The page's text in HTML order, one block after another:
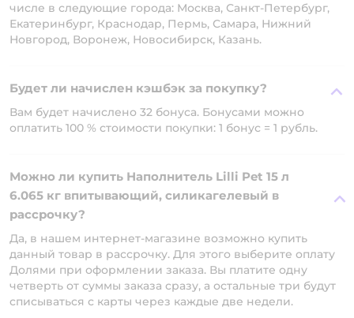
числе в следующие города: Москва, Санкт-Петербург,
Екатеринбург, Краснодар, Пермь, Самара, Нижний
Новгород, Воронеж, Новосибирск, Казань.
Будет ли начислен кэшбэк за покупку?
Вам будет начислено 32 бонуса. Бонусами можно
оплатить 100 % стоимости покупки: 1 бонус = 1 рубль.
Можно ли купить Наполнитель Lilli Pet 15 л
6.065 кг впитывающий, силикагелевый в
рассрочку?
Да, в нашем интернет-магазине возможно купить
данный товар в рассрочку. Для этого выберите оплату
Долями при оформлении заказа. Вы платите одну
четверть от суммы заказа сразу, а остальные три будут
списываться с карты через каждые две недели.